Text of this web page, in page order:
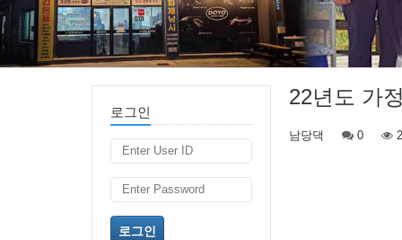
로그인
로그인
22년도 가
남당댁 0